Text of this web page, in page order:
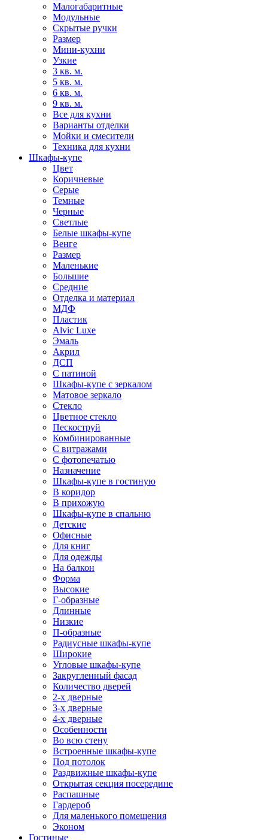
Малогабаритные
Модульные
Скрытые ручки
Размер
Мини-кухни
Узкие
3 кв. м.
5 кв. м.
6 кв. м.
9 кв. м.
Все для кухни
Варианты отделки
Мойки и смесители
Техника для кухни
Шкафы-купе
Цвет
Коричневые
Серые
Темные
Черные
Светлые
Белые шкафы-купе
Венге
Размер
Маленькие
Большие
Средние
Отделка и материал
МДФ
Пластик
Alvic Luxe
Эмаль
Акрил
ДСП
С патиной
Шкафы-купе с зеркалом
Матовое зеркало
Стекло
Цветное стекло
Пескоструй
Комбинированные
С витражами
С фотопечатью
Назначение
Шкафы-купе в гостиную
В коридор
В прихожую
Шкафы-купе в спальню
Детские
Офисные
Для книг
Для одежды
На балкон
Форма
Высокие
Г-образные
Длинные
Низкие
П-образные
Радиусные шкафы-купе
Широкие
Угловые шкафы-купе
Закругленный фасад
Количество дверей
2-х дверные
3-х дверные
4-х дверные
Особенности
Во всю стену
Встроенные шкафы-купе
Под потолок
Раздвижные шкафы-купе
Открытая секция посередине
Распашные
Гардероб
Для маленького помещения
Эконом
Гостиные